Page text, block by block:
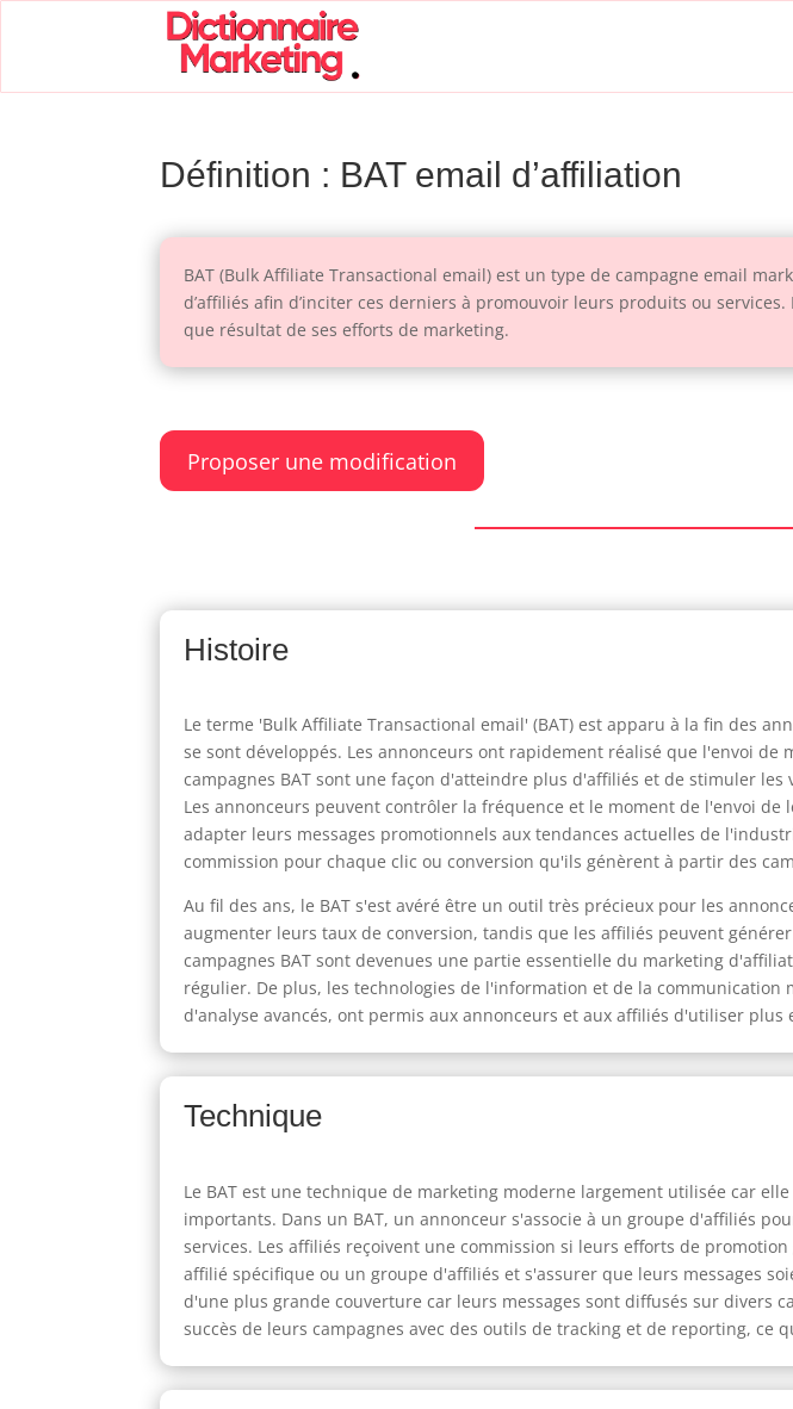
Définition : BAT email d’affiliation
BAT (Bulk Affiliate Transactional email) est un type de campagne email
d’affiliés afin d’inciter ces derniers à promouvoir leurs produits ou
que résultat de ses efforts de marketing.
Proposer une modification
Histoire
Le terme 'Bulk Affiliate Transactional email' (BAT) est apparu à la fin des
se sont développés. Les annonceurs ont rapidement réalisé que l'envoi
campagnes BAT sont une façon d'atteindre plus d'affiliés et de stimuler
Les annonceurs peuvent contrôler la fréquence et le moment de l'envoi
adapter leurs messages promotionnels aux tendances actuelles de
commission pour chaque clic ou conversion qu'ils génèrent à partir des
Au fil des ans, le BAT s'est avéré être un outil très précieux pour les
augmenter leurs taux de conversion, tandis que les affiliés peuvent
campagnes BAT sont devenues une partie essentielle du marketing
régulier. De plus, les technologies de l'information et de la
d'analyse avancés, ont permis aux annonceurs et aux affiliés d'utiliser
Technique
Le BAT est une technique de marketing moderne largement utilisée car
importants. Dans un BAT, un annonceur s'associe à un groupe d'affiliés
services. Les affiliés reçoivent une commission si leurs efforts de
affilié spécifique ou un groupe d'affiliés et s'assurer que leurs messages
d'une plus grande couverture car leurs messages sont diffusés sur divers
succès de leurs campagnes avec des outils de tracking et de reporting,